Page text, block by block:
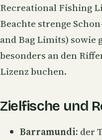
Recreational Fishing
Beachte strenge
and Bag Limits) sowie
besonders an den
Lizenz buchen.
Zielfische und
Barramundi: der